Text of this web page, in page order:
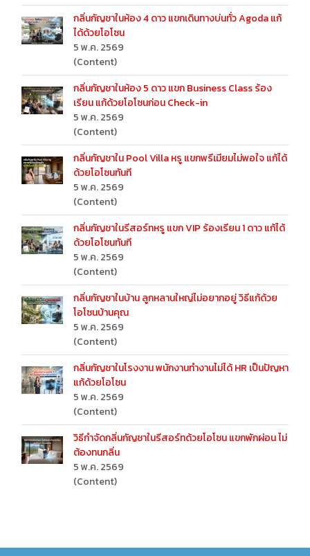
กลิ่นกัญชาในห้อง 4 ดาว แขกเดินทางบ่นทั่ว Agoda แก้
ได้ด้วยโอโซน
5 พ.ค. 2569
(Content)
กลิ่นกัญชาในห้อง 5 ดาว แขก Business Class ร้อง
เรียน แก้ด้วยโอโซนก่อน Check-in
5 พ.ค. 2569
(Content)
กลิ่นกัญชาใน Pool Villa หรู แขกพรีเมียมไม่พอใจ แก้ได้
ด้วยโอโซนทันที
5 พ.ค. 2569
(Content)
กลิ่นกัญชาในรีสอร์ทหรู แขก VIP ร้องเรียน 1 ดาว แก้ได้
ด้วยโอโซนทันที
5 พ.ค. 2569
(Content)
กลิ่นกัญชาในบ้าน ลูกหลานใหญ่ไม่อยากอยู่ วิธีแก้ด้วย
โอโซนบ้านคุณ
5 พ.ค. 2569
(Content)
กลิ่นกัญชาในโรงงาน พนักงานทำงานไม่ได้ HR เป็นปัญหา
แก้ด้วยโอโซน
5 พ.ค. 2569
(Content)
วิธีกำจัดกลิ่นกัญชาในรีสอร์ทด้วยโอโซน แขกพักผ่อน ไม่
ต้องทนกลิ่น
5 พ.ค. 2569
(Content)